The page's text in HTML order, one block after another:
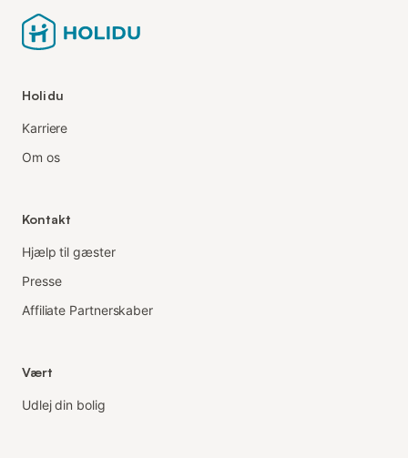
Holidu
Karriere
Om os
Kontakt
Hjælp til gæster
Presse
Affiliate Partnerskaber
Vært
Udlej din bolig